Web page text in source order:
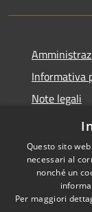
Informativa
Note legali
Accessibilità
Questo sito
necessari al
nonché un
Per maggiori